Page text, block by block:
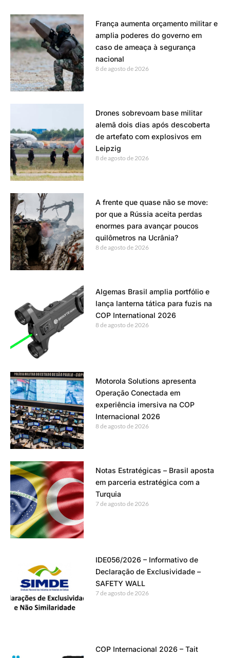
França aumenta orçamento militar e
amplia poderes do governo em
caso de ameaça à segurança
nacional
8 de agosto de 2026
Drones sobrevoam base militar
alemã dois dias após descoberta
de artefato com explosivos em
Leipzig
8 de agosto de 2026
A frente que quase não se move:
por que a Rússia aceita perdas
enormes para avançar poucos
quilômetros na Ucrânia?
8 de agosto de 2026
Algemas Brasil amplia portfólio e
lança lanterna tática para fuzis na
COP International 2026
8 de agosto de 2026
Motorola Solutions apresenta
Operação Conectada em
experiência imersiva na COP
Internacional 2026
8 de agosto de 2026
Notas Estratégicas – Brasil aposta
em parceria estratégica com a
Turquia
7 de agosto de 2026
IDE056/2026 – Informativo de
Declaração de Exclusividade –
SAFETY WALL
7 de agosto de 2026
COP Internacional 2026 – Tait